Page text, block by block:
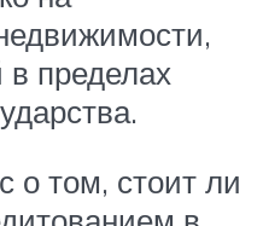
пределах
о том, стоит ли